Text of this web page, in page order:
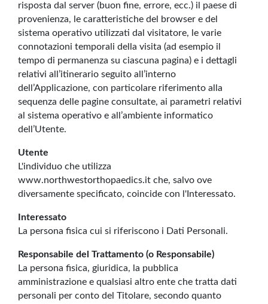
risposta dal server (buon fine, errore, ecc.) il paese di
provenienza, le caratteristiche del browser e del
sistema operativo utilizzati dal visitatore, le varie
connotazioni temporali della visita (ad esempio il
tempo di permanenza su ciascuna pagina) e i dettagli
relativi all’itinerario seguito all’interno
dell’Applicazione, con particolare riferimento alla
sequenza delle pagine consultate, ai parametri relativi
al sistema operativo e all’ambiente informatico
dell’Utente.
Utente
L'individuo che utilizza
www.northwestorthopaedics.it che, salvo ove
diversamente specificato, coincide con l'Interessato.
Interessato
La persona fisica cui si riferiscono i Dati Personali.
Responsabile del Trattamento (o Responsabile)
La persona fisica, giuridica, la pubblica
amministrazione e qualsiasi altro ente che tratta dati
personali per conto del Titolare, secondo quanto